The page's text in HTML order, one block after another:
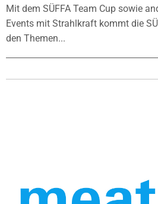
Mit dem SÜFFA Team Cup sowie
Events mit Strahlkraft kommt die
den Themen...